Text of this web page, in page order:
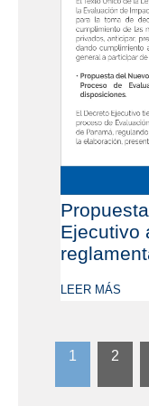
Ejecutivo
LEER MÁS
1 2